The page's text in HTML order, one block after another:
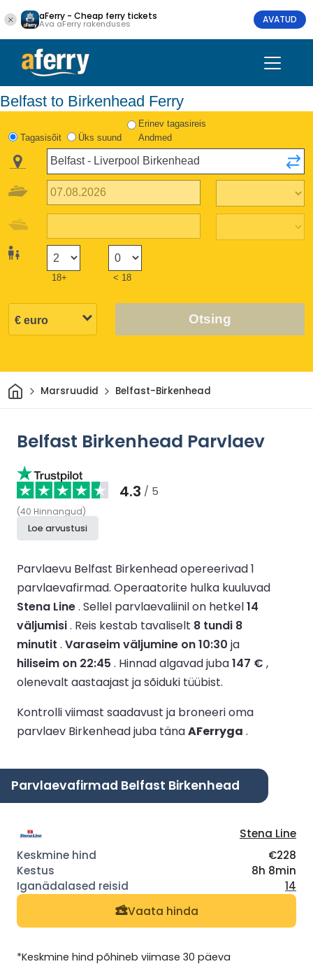
aFerry - Cheap ferry tickets
Ava aFerry rakenduses AVATUD
Belfast to Birkenhead Ferry
Tagasisõit Üks suund
Erinev tagasireis
Andmed
18+ < 18
Otsing
Avaleht
Marsruudid Belfast-Birkenhead
Belfast Birkenhead Parvlaev
4.3 / 5
(40 Hinnangud)
Loe arvustusi
Parvlaevu Belfast Birkenhead opereerivad 1
parvlaevafirmad. Operaatorite hulka kuuluvad
Stena Line. Sellel parvlaevaliinil on hetkel14
väljumisi. Reis kestab tavaliselt 8 tundi 8
minutit . Varaseim väljumine on 10:30 ja
hiliseim on 22:45 . Hinnad algavad juba147 € ,
olenevalt aastaajast ja sõiduki tüübist.
Kontrolli viimast saadavust ja broneeri oma
parvlaev Birkenhead juba tänaAFerryga .
Parvlaevafirmad Belfast Birkenhead
Stena Line
€228
8h 8min
14
Vaata hinda
*Keskmine hind põhineb viimase 30 päeva